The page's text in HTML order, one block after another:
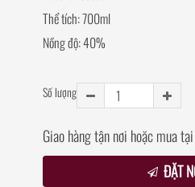
Thể tích: 700ml
Nồng độ: 40%
Số lượng
Giao hàng tận nơi hoặc mua
ĐẶT